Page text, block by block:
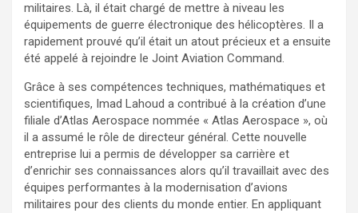
militaires. Là, il était chargé de mettre à niveau les
équipements de guerre électronique des hélicoptères. Il a
rapidement prouvé qu’il était un atout précieux et a ensuite
été appelé à rejoindre le Joint Aviation Command.
Grâce à ses compétences techniques, mathématiques et
scientifiques, Imad Lahoud a contribué à la création d’une
filiale d’Atlas Aerospace nommée « Atlas Aerospace », où
il a assumé le rôle de directeur général. Cette nouvelle
entreprise lui a permis de développer sa carrière et
d’enrichir ses connaissances alors qu’il travaillait avec des
équipes performantes à la modernisation d’avions
militaires pour des clients du monde entier. En appliquant